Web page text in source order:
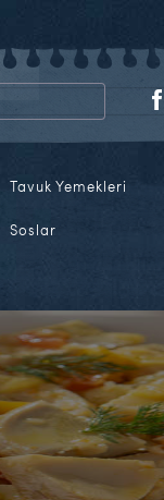
Tavuk Yemekleri
Soslar